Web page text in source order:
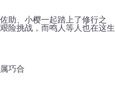
助、小樱一起踏上了修行之
险挑战，而鸣人等人也在这生
巧合